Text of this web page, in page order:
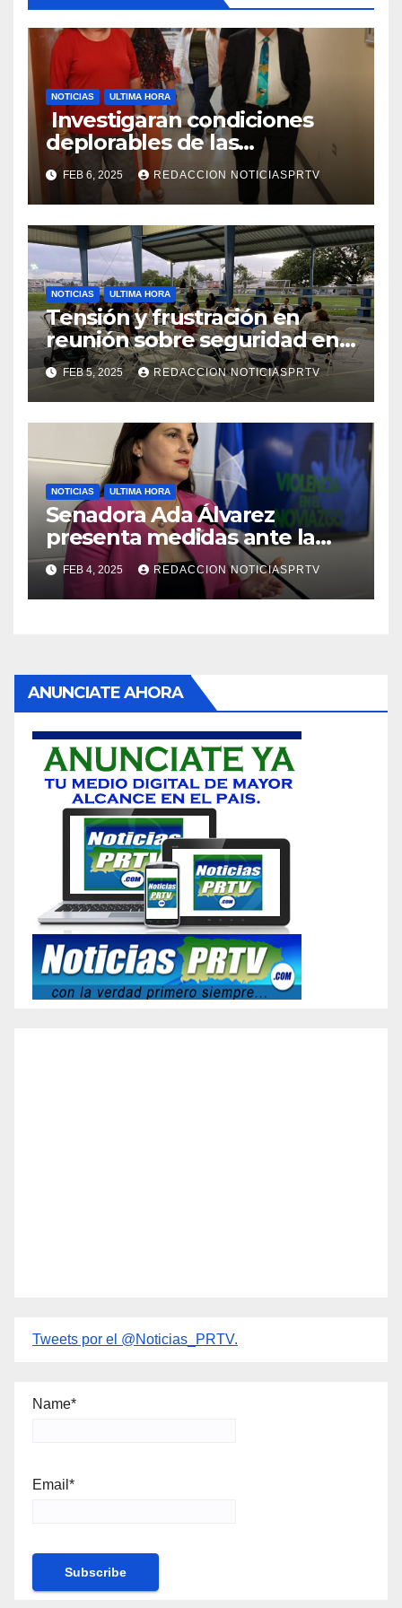
NOTICIAS ULTIMA HORA
Investigaran condiciones
deplorables de las
facilidades el Departamento
de la Salud en Mayagüez
FEB 6, 2025 REDACCION NOTICIASPRTV
NOTICIAS ULTIMA HORA
Tensión y frustración en
reunión sobre seguridad en
Reparto Metropolitano
FEB 5, 2025 REDACCION NOTICIASPRTV
NOTICIAS ULTIMA HORA
Senadora Ada Álvarez
presenta medidas ante la
violencia en el noviazgo
FEB 4, 2025 REDACCION NOTICIASPRTV
ANUNCIATE AHORA
Tweets por el @Noticias_PRTV.
Name*
Email*